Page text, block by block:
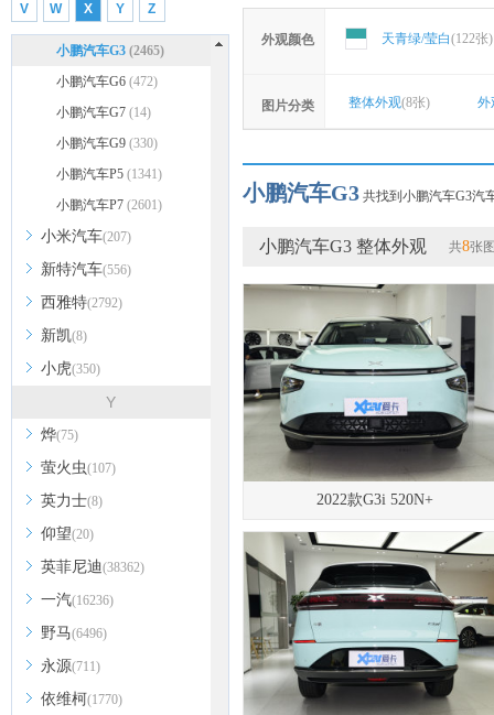
V W X Y Z
小鹏P7+(33)
小鹏汽车G3 (2465)
小鹏汽车G6 (472)
小鹏汽车G7 (14)
小鹏汽车G9 (330)
小鹏汽车P5 (1341)
小鹏汽车P7 (2601)
小米汽车(207)
新特汽车(556)
西雅特(2792)
新凯(8)
小虎(350)
Y
烨(75)
萤火虫(107)
英力士(8)
仰望(20)
英菲尼迪(38362)
一汽(16236)
野马(6496)
永源(711)
依维柯(1770)
外观颜色 天青绿/莹白(122张)
图片分类 整体外观(8张) 外
小鹏汽车G3 共找到小鹏汽车G3汽
小鹏汽车G3 整体外观 共8张
2022款G3i 520N+